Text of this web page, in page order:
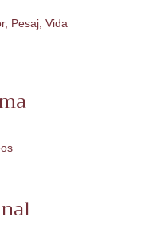
, Pesaj, Vida